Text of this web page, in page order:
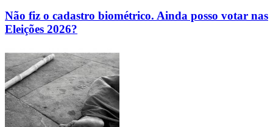
Não fiz o cadastro biométrico. Ainda posso votar nas
Eleições 2026?